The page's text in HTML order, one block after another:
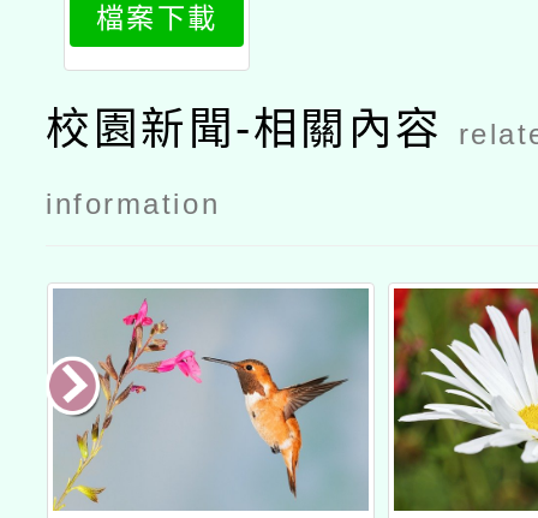
檔案下載
校園新聞-相關內容
information